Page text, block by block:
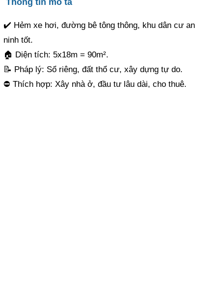
Thông tin mô tả
✔️ Hẻm xe hơi, đường bê tông thông, khu dân cư an
ninh tốt.
🏠 Diện tích: 5x18m = 90m².
📝 Pháp lý: Sổ riêng, đất thổ cư, xây dựng tự do.
⛔️ Thích hợp: Xây nhà ở, đầu tư lâu dài, cho thuê.